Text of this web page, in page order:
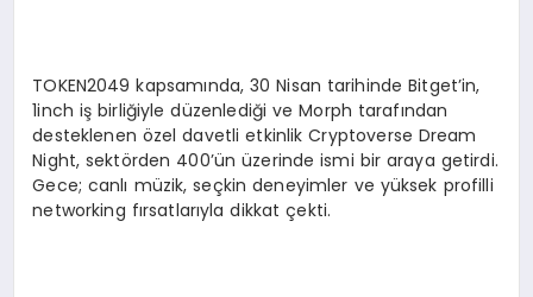
TOKEN2049 kapsamında, 30 Nisan tarihinde Bitget’in,
1inch iş birliğiyle düzenlediği ve Morph tarafından
desteklenen özel davetli etkinlik Cryptoverse Dream
Night, sektörden 400’ün üzerinde ismi bir araya getirdi.
Gece; canlı müzik, seçkin deneyimler ve yüksek profilli
networking fırsatlarıyla dikkat çekti.